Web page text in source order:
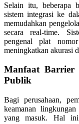
Selain itu, beberapa
sistem integrasi ke
memudahkan
secara real-time.
pengenal plat
meningkatkan akurasi
Manfaat Barrier
Publik
Bagi perusahaan,
keamanan
yang masuk. Hal ini